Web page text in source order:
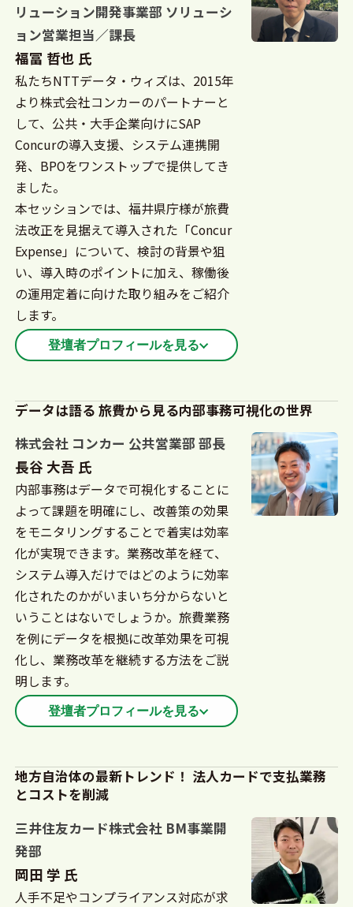
リューション開発事業部 ソリューシ
ョン営業担当／課長
福冨 哲也 氏
私たちNTTデータ・ウィズは、2015年
より株式会社コンカーのパートナーと
して、公共・大手企業向けにSAP
Concurの導入支援、システム連携開
発、BPOをワンストップで提供してき
ました。
本セッションでは、福井県庁様が旅費
法改正を見据えて導入された「Concur
Expense」について、検討の背景や狙
い、導入時のポイントに加え、稼働後
の運用定着に向けた取り組みをご紹介
します。
登壇者プロフィールを見る
ケティング部長職を務める。2025年にNTTデータ・
ウィズに入社。大手民間企業のバックオフィス部門
および公共団体に向けた営業活動を推進。SAP
Concurをはじめとするデジタルソリューションの導
入から、ニアショア拠点を活用したBPOサービスま
で幅広いサービスを担当している。
データは語る 旅費から見る内部事務可視化の世界
株式会社 コンカー 公共営業部 部長
長谷 大吾 氏
内部事務はデータで可視化することに
よって課題を明確にし、改善策の効果
をモニタリングすることで着実は効率
化が実現できます。業務改革を経て、
システム導入だけではどのように効率
化されたのかがいまいち分からないと
いうことはないでしょうか。旅費業務
を例にデータを根拠に改革効果を可視
化し、業務改革を継続する方法をご説
明します。
登壇者プロフィールを見る
て営業職に従事。2016年、コンカーに入社し、大手
民間企業向けの営業に携わる。2020年から部長とし
て公共領域の営業、並びにパートナーアライアンス
をリード。2023年から公共営業部が立ち上がり省庁
や自治体のトランスフォーメーション推進をミッシ
ョンとして活動。
地方自治体の最新トレンド！ 法人カードで支払業務
とコストを削減
三井住友カード株式会社 BM事業開
発部
岡田 学 氏
人手不足やコンプライアンス対応が求